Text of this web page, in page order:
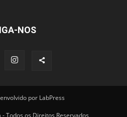
NOS
por LabPress
Todos os Direitos Reservados